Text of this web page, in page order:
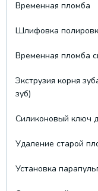
Временная пломба
Шлифовка
Временная пломба
Экструзия корня
зуб)
Силиконовый ключ
Удаление старой
Установка